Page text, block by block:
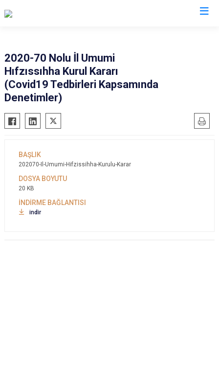
2020-70 Nolu İl Umumi
Hıfzıssıhha Kurul Kararı
(Covid19 Tedbirleri Kapsamında
Denetimler)
202070-Il-Umumi-Hifzissihha-Kurulu-Karar
20 KB
indir